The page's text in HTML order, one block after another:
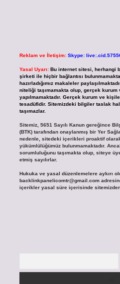
Reklam ve İletişim: Skype:
Yasal Uyarı: Bu internet sitesi, herhangi
şirketi ile hiçbir bağlantısı
hazırladığımız makaleler
niteliği taşımamakta olup, gerçek kurum
yapılmamaktadır. Gerçek kurum ve
tesadüfidir. Sitemizdeki bilgiler taslak
taşımazlar.
Sitemiz, 5651 Sayılı Kanun gereğince
(BTK) tarafından onaylanmış bir Yer
nedenle, sitedeki içerikleri proaktif
yükümlülüğümüz bulunmamaktadır.
sorumluluğunu taşımakta olup, siteye
etmiş sayılırlar.
Hukuka ve yasal düzenlemelere aykırı
backlinkpanelicomtr@gmail.com
içerikler yasal süre içerisinde sitemizden